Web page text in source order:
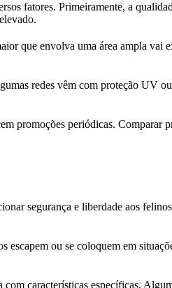
fatores. Primeiramente, a
que envolva uma área ampla
redes vêm com proteção
promoções periódicas.
segurança e liberdade aos
escapem ou se coloquem em
características específicas.